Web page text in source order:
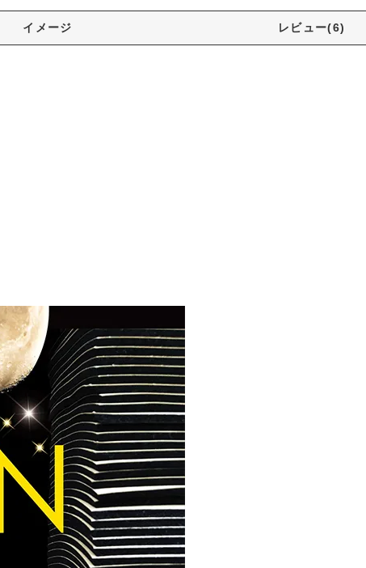
イメージ レビュー(6)